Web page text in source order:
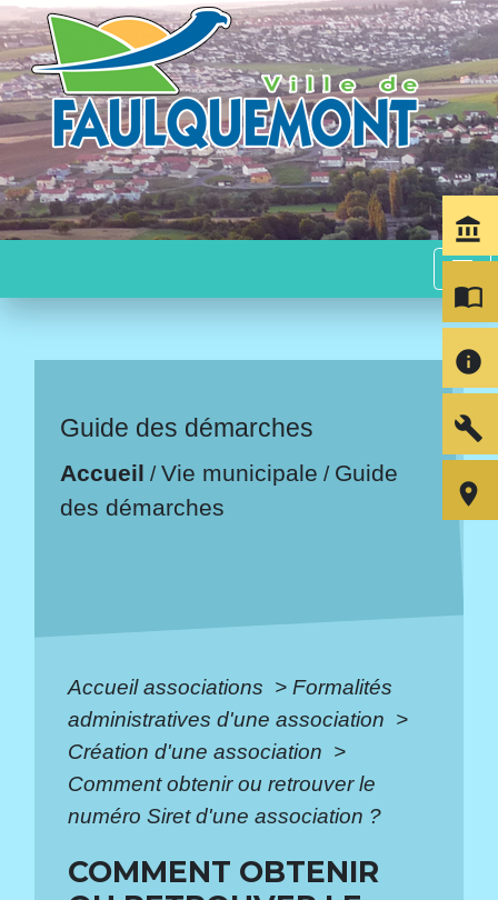
menu
Guide des démarches
Accueil /Vie municipale / Guide
des démarches
Accueil associations > Formalités
administratives d'une association >
Création d'une association >
Comment obtenir ou retrouver le
numéro Siret d'une association ?
COMMENT OBTENIR
account_balance
import_contacts
info
build
room